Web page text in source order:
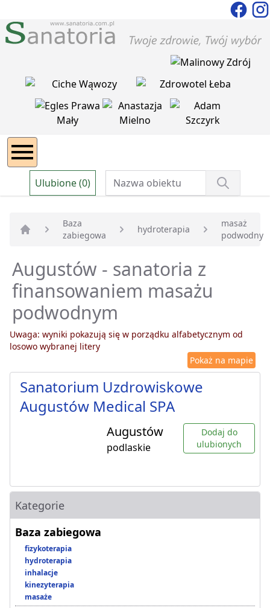
Ulubione (0)
Strona główna
Baza
zabiegowa
hydroterapia
masaż
podwodny
Augustów - sanatoria z
finansowaniem masażu
podwodnym
Uwaga: wyniki pokazują się w porządku alfabetycznym od
losowo wybranej litery
Pokaż na mapie
Sanatorium Uzdrowiskowe
Augustów Medical SPA
Augustów
podlaskie
Dodaj do
ulubionych
Kategorie
Baza zabiegowa
fizykoterapia
hydroterapia
inhalacje
kinezyterapia
masaże